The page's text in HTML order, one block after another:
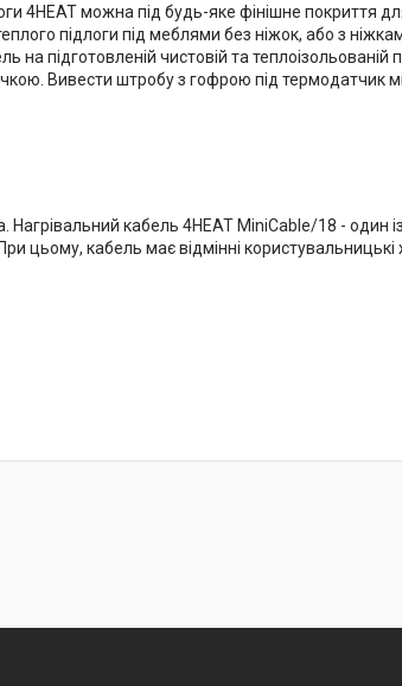
4HEAT можна під будь-яке фінішне покриття
підлоги під меблями без ніжок, або з
на підготовленій чистовій та
Вивести штробу з гофрою під термодатчик
кабель 4HEAT MiniCable/18 - один
цьому, кабель має відмінні